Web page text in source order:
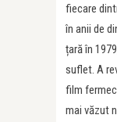
fiecare
în anii de
țară în
suflet. A
film
mai văzut